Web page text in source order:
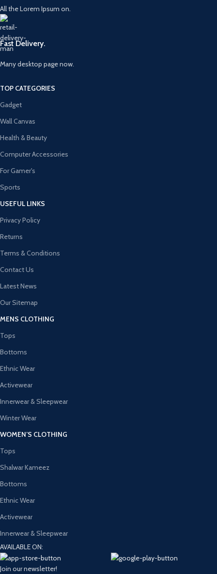
All the Lorem Ipsum on.
Fast Delivery.
Many desktop page now.
TOP CATEGORIES
Gadget
Wall Canvas
Health & Beauty
Computer Accessories
For Gamer's
Sports
USEFUL LINKS
Privacy Policy
Returns
Terms & Conditions
Contact Us
Latest News
Our Sitemap
MENS CLOTHING
Tops
Bottoms
Ethnic Wear
Activewear
Innerwear & Sleepwear
Winter Wear
WOMEN’S CLOTHING
Tops
Shalwar Kameez
Bottoms
Ethnic Wear
Activewear
Innerwear & Sleepwear
AVAILABLE ON:
Join our newsletter!